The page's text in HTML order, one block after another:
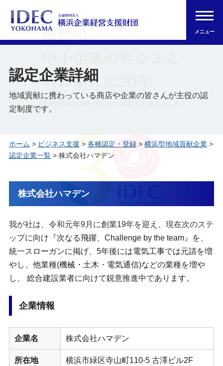
メニュー
認定企業詳細
地域貢献に携わっている商店や企業の皆さんが主役の認
定制度です。
ホーム > ビジネス支援 > 各種認定・登録> 横浜型地域貢献企業>
認定企業一覧> 株式会社ハマデン
株式会社ハマデン
我が社は、令和元年9月に創業19年を迎え、現在次のステ
ップに向け『次なる飛躍、Challenge by the team』を、
統一スローガンに掲げ、5年後には電気工事では元請を増
やし、他業種(機械・土木・電気通信)などの業種を増や
し、 総合建設業者に向けて鋭意推進中であります。
企業情報
企業名 株式会社ハマデン
所在地 横浜市緑区寺山町110-5 古澤ビル2F